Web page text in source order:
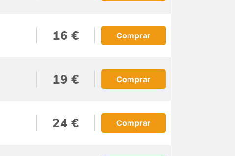
16 € Comprar
19 € Comprar
24 € Comprar